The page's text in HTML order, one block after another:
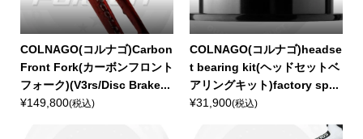
COLNAGO(コルナゴ)Carbon
Front Fork(カーボンフロント
フォーク)(V3rs/Disc Brake...
¥149,800(税込)
COLNAGO(コルナゴ)headse
t bearing kit(ヘッドセットベ
アリングキット)factory sp...
¥31,900(税込)